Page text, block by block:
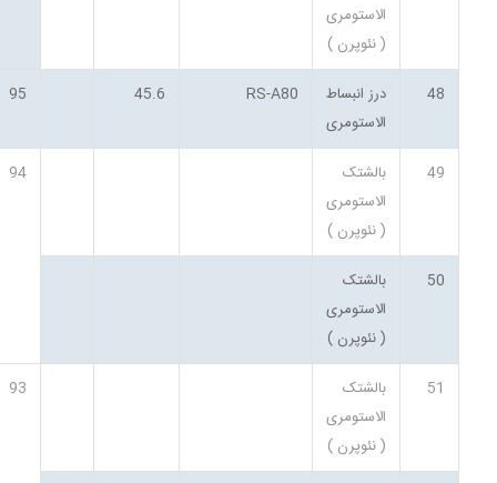
الاستومری
( نئوپرن )
48
درز انبساط
الاستومری
RS-A80
45.6
95
49
بالشتک
الاستومری
( نئوپرن )
94
50
بالشتک
الاستومری
( نئوپرن )
51
بالشتک
الاستومری
( نئوپرن )
93